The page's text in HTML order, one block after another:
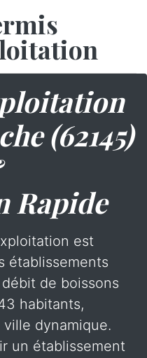
(62145)
Rapide
est
établissements
de boissons
habitants,
dynamique.
un établissement